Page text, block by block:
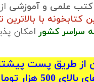
کتب علمی و آموزشی
کتابخونه با
سراسر کشور امکان
از طریق پست
500 هزار تومان)